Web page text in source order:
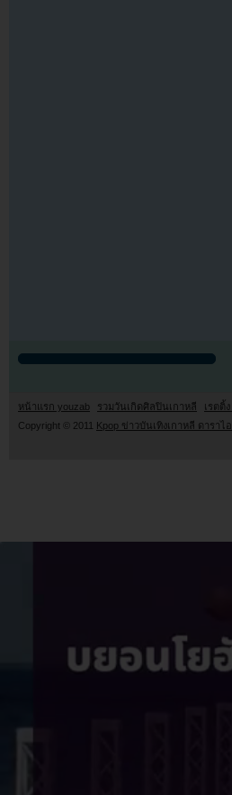
หน้าแรก youzab รวมวันเกิดศิลปินเกาหลี เรตติ้
Copyright © 2011
Kpop ข่าวบันเทิงเกาหลี ดารา